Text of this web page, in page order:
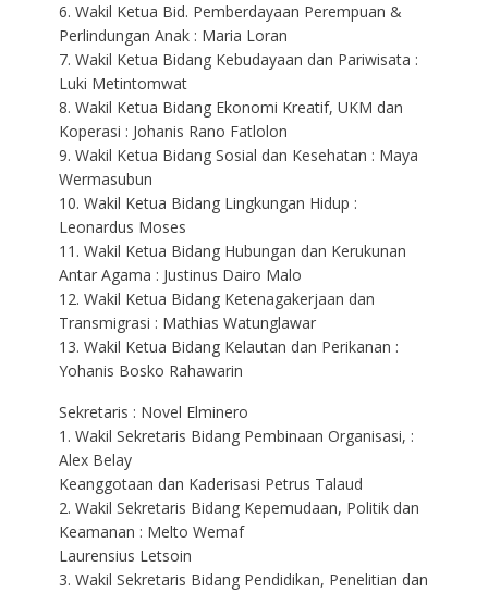
6. Wakil Ketua Bid. Pemberdayaan Perempuan &
Perlindungan Anak : Maria Loran
7. Wakil Ketua Bidang Kebudayaan dan Pariwisata :
Luki Metintomwat
8. Wakil Ketua Bidang Ekonomi Kreatif, UKM dan
Koperasi : Johanis Rano Fatlolon
9. Wakil Ketua Bidang Sosial dan Kesehatan : Maya
Wermasubun
10. Wakil Ketua Bidang Lingkungan Hidup :
Leonardus Moses
11. Wakil Ketua Bidang Hubungan dan Kerukunan
Antar Agama : Justinus Dairo Malo
12. Wakil Ketua Bidang Ketenagakerjaan dan
Transmigrasi : Mathias Watunglawar
13. Wakil Ketua Bidang Kelautan dan Perikanan :
Yohanis Bosko Rahawarin
Sekretaris : Novel Elminero
1. Wakil Sekretaris Bidang Pembinaan Organisasi, :
Alex Belay
Keanggotaan dan Kaderisasi Petrus Talaud
2. Wakil Sekretaris Bidang Kepemudaan, Politik dan
Keamanan : Melto Wemaf
Laurensius Letsoin
3. Wakil Sekretaris Bidang Pendidikan, Penelitian dan